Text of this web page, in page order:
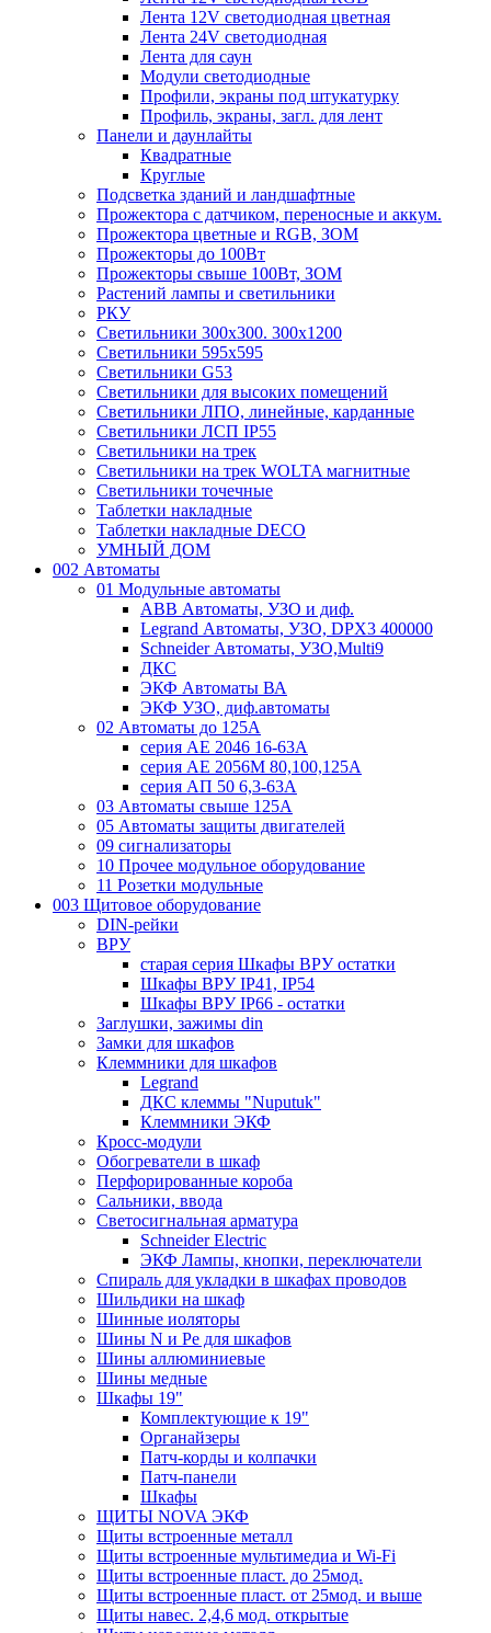
Лента 12V светодиодная цветная
Лента 24V светодиодная
Лента для саун
Модули светодиодные
Профили, экраны под штукатурку
Профиль, экраны, загл. для лент
Панели и даунлайты
Квадратные
Круглые
Подсветка зданий и ландшафтные
Прожектора с датчиком, переносные и аккум.
Прожектора цветные и RGB, ЗОМ
Прожекторы до 100Вт
Прожекторы свыше 100Вт, ЗОМ
Растений лампы и светильники
РКУ
Светильники 300х300. 300х1200
Светильники 595х595
Светильники G53
Светильники для высоких помещений
Светильники ЛПО, линейные, карданные
Светильники ЛСП IP55
Светильники на трек
Светильники на трек WOLTA магнитные
Светильники точечные
Таблетки накладные
Таблетки накладные DECO
УМНЫЙ ДОМ
002 Автоматы
01 Модульные автоматы
ABB Автоматы, УЗО и диф.
Legrand Автоматы, УЗО, DPX3 400000
Schneider Автоматы, УЗО,Multi9
ДКС
ЭКФ Автоматы ВА
ЭКФ УЗО, диф.автоматы
02 Автоматы до 125А
серия АЕ 2046 16-63А
серия АЕ 2056М 80,100,125А
серия АП 50 6,3-63А
03 Автоматы свыше 125А
05 Автоматы защиты двигателей
09 сигнализаторы
10 Прочее модульное оборудование
11 Розетки модульные
003 Щитовое оборудование
DIN-рейки
ВРУ
старая серия Шкафы ВРУ остатки
Шкафы ВРУ IP41, IP54
Шкафы ВРУ IP66 - остатки
Заглушки, зажимы din
Замки для шкафов
Клеммники для шкафов
Legrand
ДКС клеммы "Nuputuk"
Клеммники ЭКФ
Кросс-модули
Обогреватели в шкаф
Перфорированные короба
Сальники, ввода
Светосигнальная арматура
Schneider Electric
ЭКФ Лампы, кнопки, переключатели
Спираль для укладки в шкафах проводов
Шильдики на шкаф
Шинные иоляторы
Шины N и Pe для шкафов
Шины аллюминиевые
Шины медные
Шкафы 19"
Комплектующие к 19"
Органайзеры
Патч-корды и колпачки
Патч-панели
Шкафы
ЩИТЫ NOVA ЭКФ
Щиты встроенные металл
Щиты встроенные мультимедиа и Wi-Fi
Щиты встроенные пласт. до 25мод.
Щиты встроенные пласт. от 25мод. и выше
Щиты навес. 2,4,6 мод. открытые